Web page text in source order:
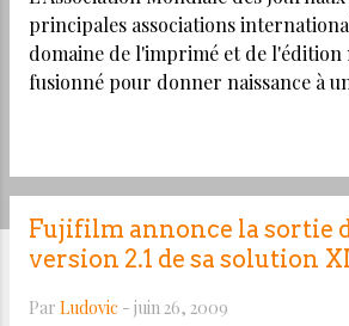
principales associations
domaine de l'imprimé et de l'édition
fusionné pour donner naissance à
News Publishers (WAN-IFRA). Cette
15 000 sites Web et plus de 3000
120 pays. WAN-IFRA veut « être le
indispensable des journaux et de
membres en particulier, en matière
Fujifilm annonce la sortie
version 2.1 de sa solution
Par Ludovic - juin 26, 2009